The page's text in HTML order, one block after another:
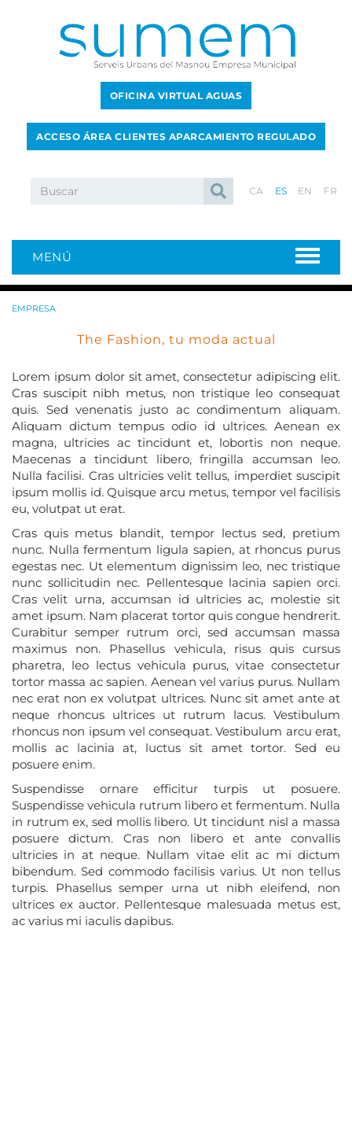
OFICINA VIRTUAL AGUAS
ACCESO ÁREA CLIENTES APARCAMIENTO REGULADO
CA ES EN FR
MENÚ
EMPRESA
The Fashion, tu moda actual
Lorem ipsum dolor sit amet, consectetur adipiscing elit.
Cras suscipit nibh metus, non tristique leo consequat
quis. Sed venenatis justo ac condimentum aliquam.
Aliquam dictum tempus odio id ultrices. Aenean ex
magna, ultricies ac tincidunt et, lobortis non neque.
Maecenas a tincidunt libero, fringilla accumsan leo.
Nulla facilisi. Cras ultricies velit tellus, imperdiet suscipit
ipsum mollis id. Quisque arcu metus, tempor vel facilisis
eu, volutpat ut erat.
Cras quis metus blandit, tempor lectus sed, pretium
nunc. Nulla fermentum ligula sapien, at rhoncus purus
egestas nec. Ut elementum dignissim leo, nec tristique
nunc sollicitudin nec. Pellentesque lacinia sapien orci.
Cras velit urna, accumsan id ultricies ac, molestie sit
amet ipsum. Nam placerat tortor quis congue hendrerit.
Curabitur semper rutrum orci, sed accumsan massa
maximus non. Phasellus vehicula, risus quis cursus
pharetra, leo lectus vehicula purus, vitae consectetur
tortor massa ac sapien. Aenean vel varius purus. Nullam
nec erat non ex volutpat ultrices. Nunc sit amet ante at
neque rhoncus ultrices ut rutrum lacus. Vestibulum
rhoncus non ipsum vel consequat. Vestibulum arcu erat,
mollis ac lacinia at, luctus sit amet tortor. Sed eu
posuere enim.
Suspendisse ornare efficitur turpis ut posuere.
Suspendisse vehicula rutrum libero et fermentum. Nulla
in rutrum ex, sed mollis libero. Ut tincidunt nisl a massa
posuere dictum. Cras non libero et ante convallis
ultricies in at neque. Nullam vitae elit ac mi dictum
bibendum. Sed commodo facilisis varius. Ut non tellus
turpis. Phasellus semper urna ut nibh eleifend, non
ultrices ex auctor. Pellentesque malesuada metus est,
ac varius mi iaculis dapibus.